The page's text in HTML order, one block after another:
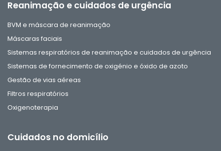
Reanimação e cuidados de urgência
BVM e máscara de reanimação
Máscaras faciais
Sistemas respiratórios de reanimação e cuidados de urgência
Sistemas de fornecimento de oxigénio e óxido de azoto
Gestão de vias aéreas
Filtros respiratórios
Oxigenoterapia
Cuidados no domicílio